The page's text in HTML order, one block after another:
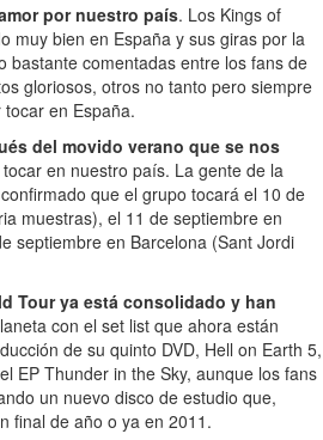
por nuestro país. Los Kings of
muy bien en España y sus giras por la
bastante comentadas entre los fans de
gloriosos, otros no tanto pero siempre
en España.
del movido verano que se nos
en nuestro país. La gente de la
que el grupo tocará el 10 de
muestras), el 11 de septiembre en
septiembre en Barcelona (Sant Jordi
Tour ya está consolidado y han
con el set list que ahora están
de su quinto DVD, Hell on Earth 5,
EP Thunder in the Sky, aunque los fans
un nuevo disco de estudio que,
final de año o ya en 2011.